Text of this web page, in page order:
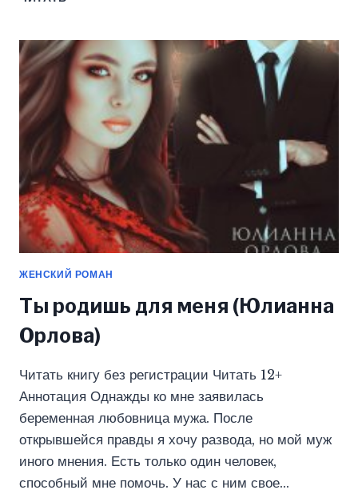
(ЮЛИАННА
ОРЛОВА)
ЖЕНСКИЙ РОМАН
Ты родишь для меня (Юлианна
Орлова)
Читать книгу без регистрации Читать 12+
Аннотация Однажды ко мне заявилась
беременная любовница мужа. После
открывшейся правды я хочу развода, но мой муж
иного мнения. Есть только один человек,
способный мне помочь. У нас с ним свое…